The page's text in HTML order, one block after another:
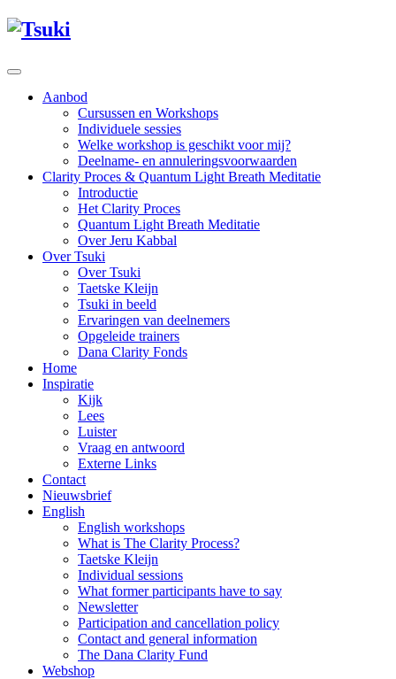
Aanbod
Cursussen en Workshops
Individuele sessies
Welke workshop is geschikt voor mij?
Deelname- en annuleringsvoorwaarden
Clarity Proces & Quantum Light Breath Meditatie
Introductie
Het Clarity Proces
Quantum Light Breath Meditatie
Over Jeru Kabbal
Over Tsuki
Over Tsuki
Taetske Kleijn
Tsuki in beeld
Ervaringen van deelnemers
Opgeleide trainers
Dana Clarity Fonds
Home
Inspiratie
Kijk
Lees
Luister
Vraag en antwoord
Externe Links
Contact
Nieuwsbrief
English
English workshops
What is The Clarity Process?
Taetske Kleijn
Individual sessions
What former participants have to say
Newsletter
Participation and cancellation policy
Contact and general information
The Dana Clarity Fund
Webshop